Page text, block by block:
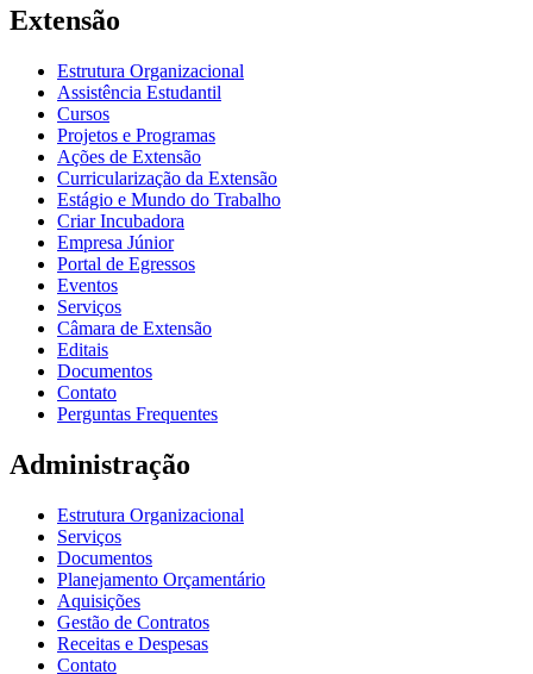
Extensão
Estrutura Organizacional
Assistência Estudantil
Cursos
Projetos e Programas
Ações de Extensão
Curricularização da Extensão
Estágio e Mundo do Trabalho
Criar Incubadora
Empresa Júnior
Portal de Egressos
Eventos
Serviços
Câmara de Extensão
Editais
Documentos
Contato
Perguntas Frequentes
Administração
Estrutura Organizacional
Serviços
Documentos
Planejamento Orçamentário
Aquisições
Gestão de Contratos
Receitas e Despesas
Contato